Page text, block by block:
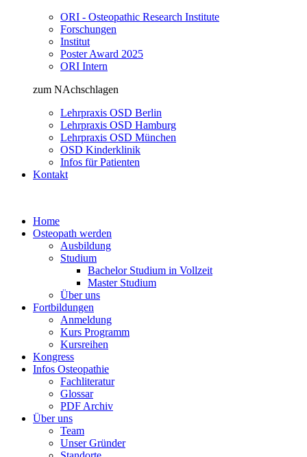
ORI - Osteopathic Research Institute
Forschungen
Institut
Poster Award 2025
ORI Intern
zum NAchschlagen
Lehrpraxis OSD Berlin
Lehrpraxis OSD Hamburg
Lehrpraxis OSD München
OSD Kinderklinik
Infos für Patienten
Kontakt
Home
Osteopath werden
Ausbildung
Studium
Bachelor Studium in Vollzeit
Master Studium
Über uns
Fortbildungen
Anmeldung
Kurs Programm
Kursreihen
Kongress
Infos Osteopathie
Fachliteratur
Glossar
PDF Archiv
Über uns
Team
Unser Gründer